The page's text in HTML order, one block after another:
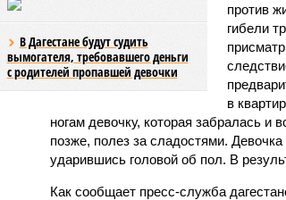
В Дагестане будут судить
вымогателя, требовавшего деньги
с родителей пропавшей девочки
против
гибели
в
ногам девочку, которая забралась
позже, полез за сладостями.
ударившись головой об пол. В
Как сообщает пресс-служба